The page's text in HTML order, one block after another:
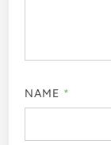
NAME *